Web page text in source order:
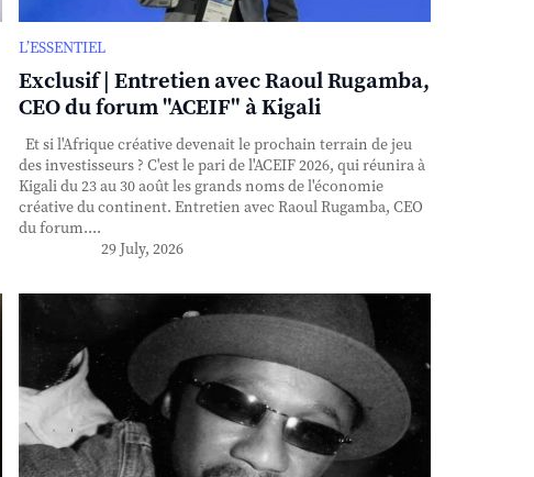
L’ESSENTIEL
Exclusif | Entretien avec Raoul Rugamba,
CEO du forum "ACEIF" à Kigali
Et si l'Afrique créative devenait le prochain terrain de jeu
des investisseurs ? C'est le pari de l'ACEIF 2026, qui réunira à
Kigali du 23 au 30 août les grands noms de l'économie
créative du continent. Entretien avec Raoul Rugamba, CEO
du forum....
29 July, 2026